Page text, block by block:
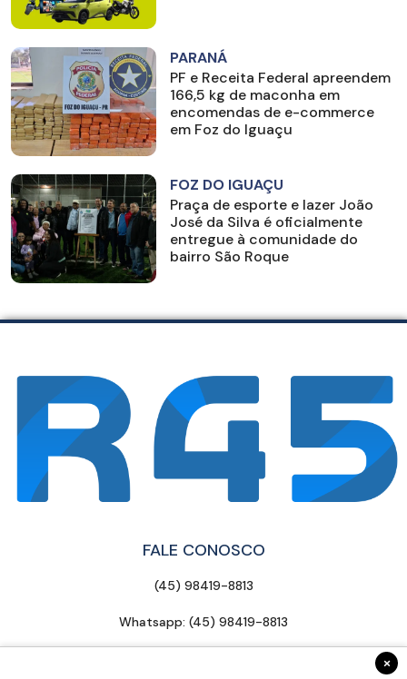
×
PARANÁ
PF e Receita Federal apreendem
166,5 kg de maconha em
encomendas de e-commerce
em Foz do Iguaçu
FOZ DO IGUAÇU
Praça de esporte e lazer João
José da Silva é oficialmente
entregue à comunidade do
bairro São Roque
FALE CONOSCO
(45) 98419-8813
Whatsapp: (45) 98419-8813